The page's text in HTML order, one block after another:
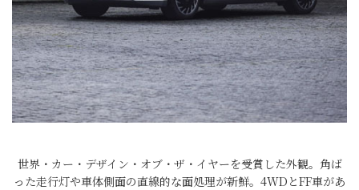
世界・カー・デザイン・オブ・ザ・イヤーを受賞した外観。角ば
った走行灯や車体側面の直線的な面処理が新鮮。4WDとFF車があ